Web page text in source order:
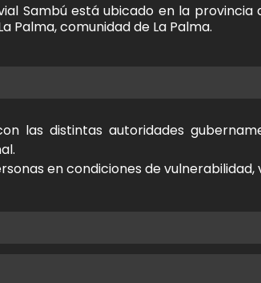
Sambú está ubicado en la
Palma, comunidad de La Palma.
las distintas autoridades
en condiciones de